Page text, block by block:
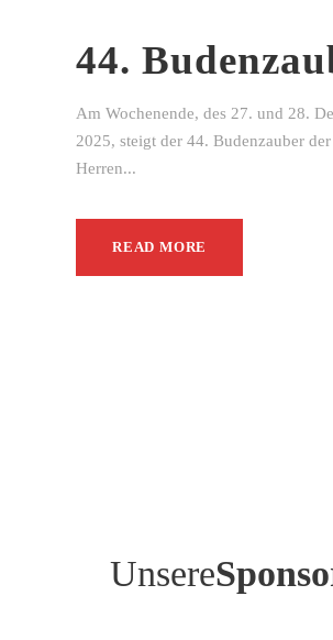
44.
Am Wochenende, des 27. und 28.
2025, steigt der 44. Budenzauber
Herren...
READ MORE
Unsere